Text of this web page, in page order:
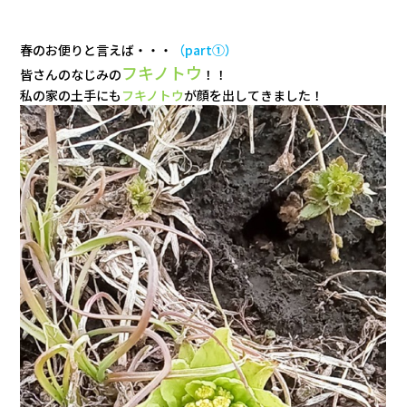
春のお便りと言えば・・・
（part①）
皆さんのなじみのフキノトウ ！！
私の家の土手にも フキノトウが顔を出してきました！